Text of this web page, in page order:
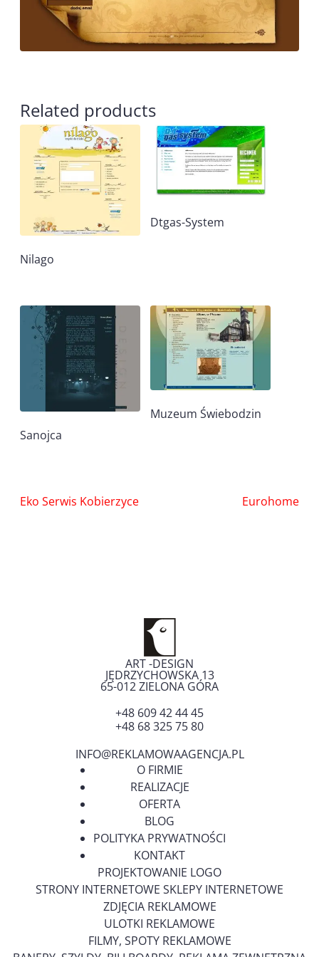
Related products
Nilago
Dtgas-System
Sanojca
Muzeum Świebodzin
Nawigacja
Eko Serwis Kobierzyce Eurohome
ART -DESIGN
JĘDRZYCHOWSKA 13
65-012ZIELONA GÓRA
+48 609 42 44 45
+48 68 325 75 80
INFO@REKLAMOWAAGENCJA.PL
O FIRMIE
REALIZACJE
OFERTA
BLOG
POLITYKA PRYWATNOŚCI
KONTAKT
PROJEKTOWANIE LOGO
STRONY INTERNETOWE SKLEPY INTERNETOWE
ZDJĘCIA REKLAMOWE
ULOTKI REKLAMOWE
FILMY, SPOTY REKLAMOWE